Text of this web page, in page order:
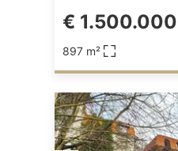
€ 1.500.000
897 m²